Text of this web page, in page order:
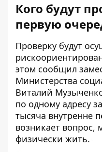
Кого будут
первую
Проверку будут
этом сообщил
Министерства
Виталий
по одному адресу
тысяча внутренне
возникает вопрос,
физически жить.